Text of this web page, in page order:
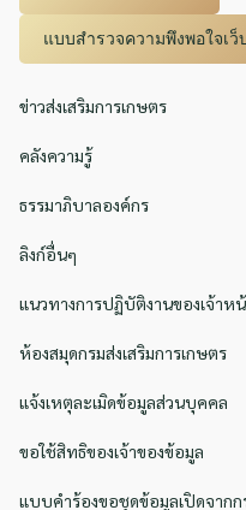
แบบสำรวจความพึงพอใจเว็
ข่าวส่งเสริมการเกษตร
คลังความรู้
ธรรมาภิบาลองค์กร
ลิงก์อื่นๆ
แนวทางการปฏิบัติงานของเจ้าห
ห้องสมุดกรมส่งเสริมการเกษตร
แจ้งเหตุละเมิดข้อมูลส่วนบุคคล
ขอใช้สิทธิของเจ้าของข้อมูล
แบบคำร้องขอชุดข้อมูลเปิดจากก